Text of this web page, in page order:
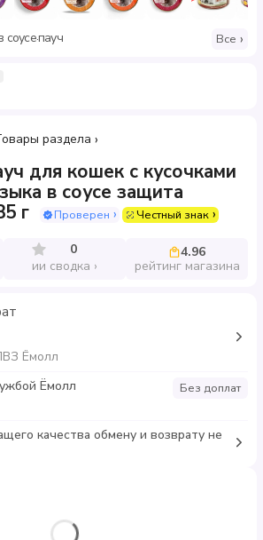
соусе·пауч Все
раздела
для кошек с кусочками
в соусе защита
г
Проверен Честный знак
0
ии сводка
4.96
рейтинг магазина
Ёмолл
Ёмолл
Без доплат
качества обмену и возврату не